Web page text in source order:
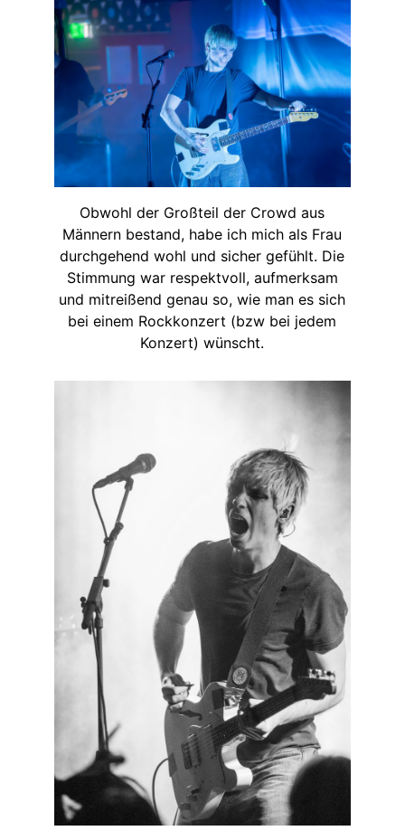
Obwohl der Großteil der Crowd aus
Männern bestand, habe ich mich als Frau
durchgehend wohl und sicher gefühlt. Die
Stimmung war respektvoll, aufmerksam
und mitreißend genau so, wie man es sich
bei einem Rockkonzert (bzw bei jedem
Konzert) wünscht.